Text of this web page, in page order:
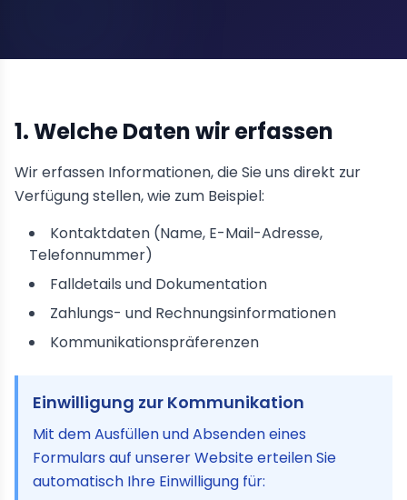
1. Welche Daten wir erfassen
Wir erfassen Informationen, die Sie uns direkt zur
Verfügung stellen, wie zum Beispiel:
Kontaktdaten (Name, E-Mail-Adresse,
Telefonnummer)
Falldetails und Dokumentation
Zahlungs- und Rechnungsinformationen
Kommunikationspräferenzen
Einwilligung zur Kommunikation
Mit dem Ausfüllen und Absenden eines
Formulars auf unserer Website erteilen Sie
automatisch Ihre Einwilligung für: